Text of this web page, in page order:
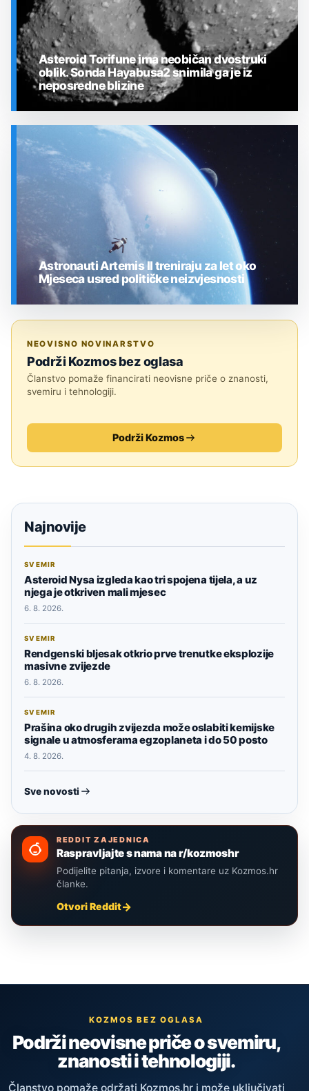
SVEMIR
Asteroid Torifune ima neobičan dvostruki
oblik. Sonda Hayabusa2 snimila ga je iz
neposredne blizine
Astronauti Artemis II treniraju za let oko
Mjeseca usred političke neizvjesnosti
NEOVISNO NOVINARSTVO
Podrži Kozmos bez oglasa
Članstvo pomaže financirati neovisne priče o znanosti,
svemiru i tehnologiji.
Podrži Kozmos
Najnovije
SVEMIR
Asteroid Nysa izgleda kao tri spojena tijela, a uz
njega je otkriven mali mjesec
6. 8. 2026.
SVEMIR
Rendgenski bljesak otkrio prve trenutke eksplozije
masivne zvijezde
6. 8. 2026.
SVEMIR
Prašina oko drugih zvijezda može oslabiti kemijske
signale u atmosferama egzoplaneta i do 50 posto
4. 8. 2026.
Sve novosti
REDDIT ZAJEDNICA
Raspravljajte s nama na r/kozmoshr
Podijelite pitanja, izvore i komentare uz Kozmos.hr
članke.
Otvori Reddit
KOZMOS BEZ OGLASA
Podrži neovisne priče o svemiru,
znanosti i tehnologiji.
Članstvo pomaže održati Kozmos.hr i može uključivati